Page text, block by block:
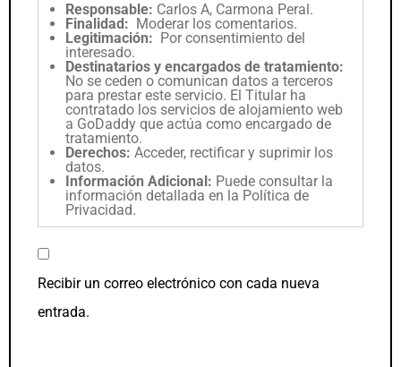
Responsable: Carlos A, Carmona Peral.
Finalidad: Moderar los comentarios.
Legitimación: Por consentimiento del
interesado.
Destinatarios y encargados de tratamiento:
No se ceden o comunican datos a terceros
para prestar este servicio. El Titular ha
contratado los servicios de alojamiento web
a GoDaddy que actúa como encargado de
tratamiento.
Derechos: Acceder, rectificar y suprimir los
datos.
Información Adicional: Puede consultar la
información detallada en la Política de
Privacidad.
Recibir un correo electrónico con cada nueva
entrada.